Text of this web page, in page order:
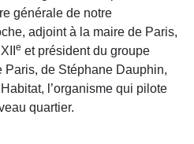
générale de notre
adjoint à la maire de Paris,
e et président du groupe
de Stéphane Dauphin,
l’organisme qui pilote
quartier.